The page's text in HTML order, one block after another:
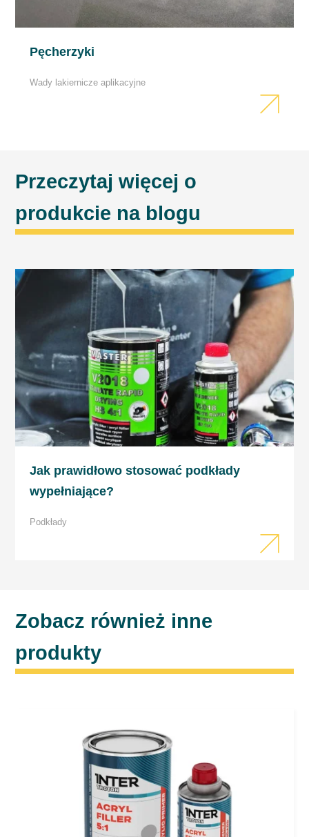
Pęcherzyki
Wady lakiernicze aplikacyjne
Przeczytaj więcej o
produkcie na blogu
Jak prawidłowo stosować podkłady
wypełniające?
Podkłady
Zobacz również inne
produkty